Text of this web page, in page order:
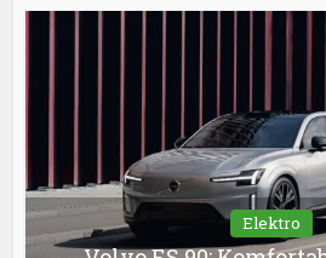
Elektro